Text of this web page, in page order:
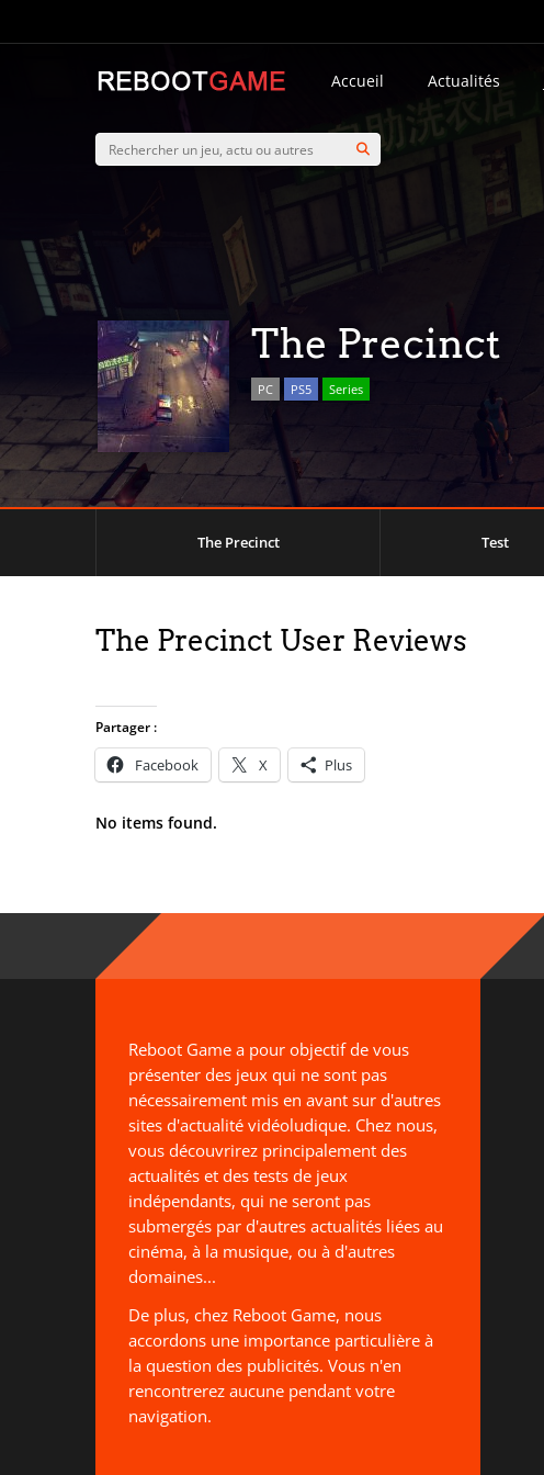
Accueil Actualités
The Precinct
PC PS5 Series
The Precinct Test
The Precinct User Reviews
Partager :
Facebook X Plus
No items found.
Reboot Game a pour objectif de vous
présenter des jeux qui ne sont pas
nécessairement mis en avant sur d'autres
sites d'actualité vidéoludique. Chez nous,
vous découvrirez principalement des
actualités et des tests de jeux
indépendants, qui ne seront pas
submergés par d'autres actualités liées au
cinéma, à la musique, ou à d'autres
domaines...
De plus, chez Reboot Game, nous
accordons une importance particulière à
la question des publicités. Vous n'en
rencontrerez aucune pendant votre
navigation.